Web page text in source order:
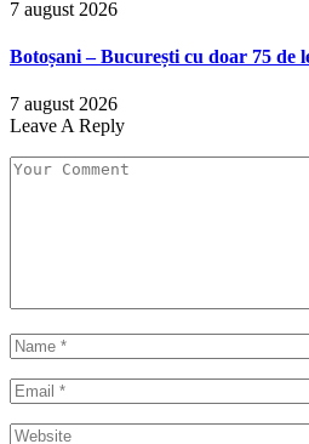
7 august 2026
Botoșani – București cu doar 75 de
7 august 2026
Leave A Reply